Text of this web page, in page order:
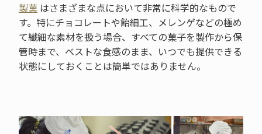
製菓はさまざまな点において非常に科学的なもので
す。特にチョコレートや飴細工、メレンゲなどの極め
て繊細な素材を扱う場合、すべての菓子を製作から保
管時まで、ベストな食感のまま、いつでも提供できる
状態にしておくことは簡単ではありません。